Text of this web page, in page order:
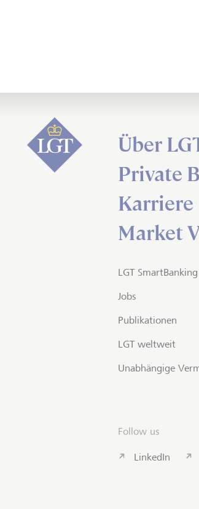
Über
Private
Karriere
Market
LGT SmartBanking
Jobs
Publikationen
LGT weltweit
Unabhängige
Follow us
LinkedIn